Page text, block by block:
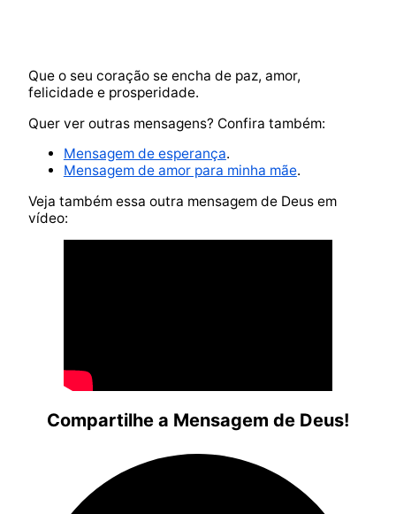
Que o seu coração se encha de paz, amor,
felicidade e prosperidade.
Quer ver outras mensagens? Confira também:
Mensagem de esperança.
Mensagem de amor para minha mãe.
Veja também essa outra mensagem de Deus em
vídeo:
Compartilhe a Mensagem de Deus!